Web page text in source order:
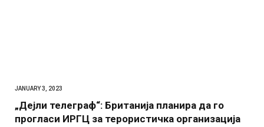
JANUARY 3, 2023
„Дејли телеграф“: Британија планира да го
прогласи ИРГЦ за терористичка организација